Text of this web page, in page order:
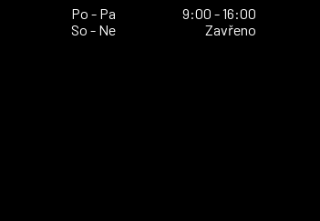
Po - Pa
9:00 - 16:00
So - Ne
Zavřeno